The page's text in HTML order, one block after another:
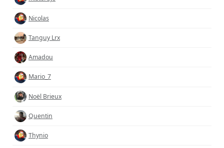
Nicolas
Tanguy Lrx
Amadou
Mario_7
Noël Brieux
Quentin
Thynio